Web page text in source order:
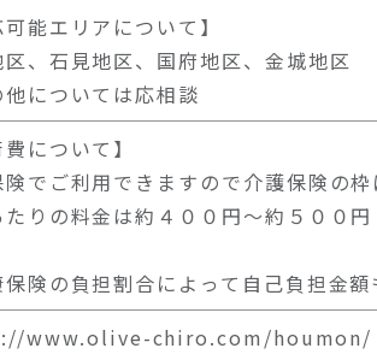
可能エリアについて】
区、石見地区、国府地区、金城地区
他については応相談
費について】
でご利用できますので介護保険の枠
たりの料金は約４００円～約５００
保険の負担割合によって自己負担金額
www.olive-chiro.com/houmon/